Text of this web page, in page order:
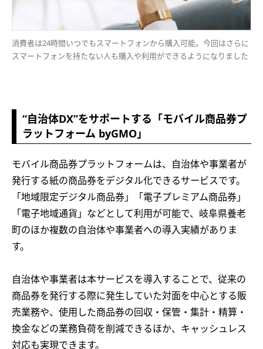
消費者は24時間いつでもスマートフォンから購入可能。今回はさらに
スマートフォンを持たない人も購入や利用ができるようになりました
“自治体DX”をサポートする「モバイル商品券プ
ラットフォーム byGMO」
モバイル商品券プラットフォームは、自治体や事業者が
発行する紙の商品券をデジタル化できるサービスです。
「地域限定デジタル商品券」「電子プレミアム商品券」
「電子地域通貨」などとして利用が可能で、岐阜県養老
町のほか複数の自治体や事業者への導入実績がありま
す。
自治体や事業者は本サービスを導入することで、従来の
商品券を発行する際に発生していた対面を中心とする販
売業務や、使用した商品券の回収・保管・集計・精算・
換金などの業務負荷を削減できるほか、キャッシュレス
対応も実現できます。